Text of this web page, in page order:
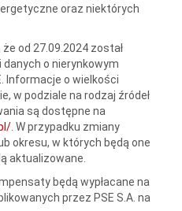
oraz niektórych
od 27.09.2024 został
o nierynkowym
Informacje o wielkości
w podziale na rodzaj źródeł
są dostępne na
. W przypadku zmiany
okresu, w których będą one
aktualizowane.
będą wypłacane na
przez PSE S.A. na